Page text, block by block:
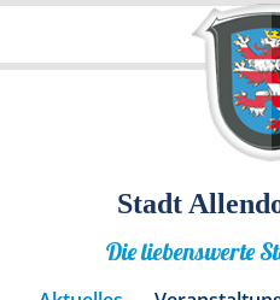
Stadt
Die liebenswerte